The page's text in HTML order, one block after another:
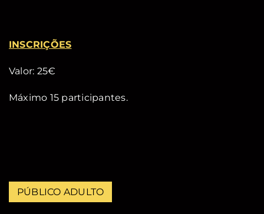
INSCRIÇÕES
Valor: 25€
Máximo 15 participantes.
PÚBLICO ADULTO